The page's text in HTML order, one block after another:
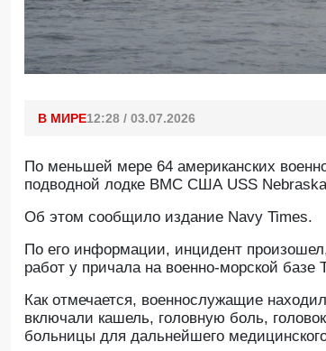
В МИРЕ12:28 / 03.07.2026
По меньшей мере 64 американских
подводной лодке ВМС США USS Nebraska
Oб этом сообщило издание Navy Times.
По его информации, инцидент
работ у причала на военно-морской базе
Как отмечается, военнослужащие
включали кашель, головную боль,
больницы для дальнейшего